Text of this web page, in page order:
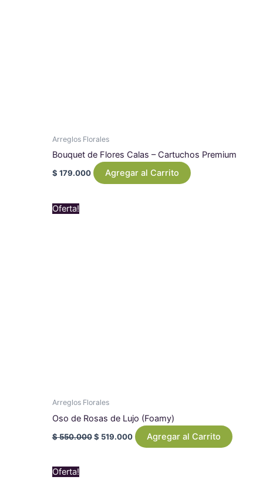
Arreglos Florales
Bouquet de Flores Calas – Cartuchos Premium
$ 179.000 Agregar al Carrito
Oferta!
Arreglos Florales
Oso de Rosas de Lujo (Foamy)
$550.000 $ 519.000 Agregar al Carrito
Oferta!